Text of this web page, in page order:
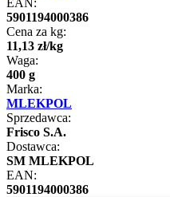
5901194000386
Cena za kg:
11,13 zł/kg
Waga:
400 g
Marka:
MLEKPOL
Sprzedawca:
Frisco S.A.
Dostawca:
SM MLEKPOL
EAN:
5901194000386